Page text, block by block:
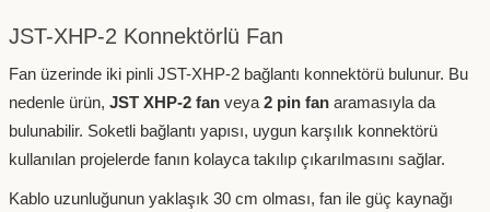
JST-XHP-2 Konnektörlü Fan
Fan üzerinde iki pinli JST-XHP-2 bağlantı konnektörü bulunur. Bu
nedenle ürün, JST XHP-2 fan veya 2 pin fan aramasıyla da
bulunabilir. Soketli bağlantı yapısı, uygun karşılık konnektörü
kullanılan projelerde fanın kolayca takılıp çıkarılmasını sağlar.
Kablo uzunluğunun yaklaşık 30 cm olması, fan ile güç kaynağı